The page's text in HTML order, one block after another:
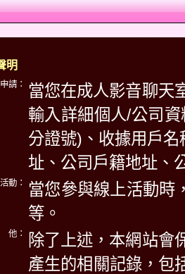
明
請：
當您在成人影音聊天
輸入詳細個人/公司
分證號)、收據用戶
址、公司戶籍地址、
動：
當您參與線上活動時
等。
：
除了上述，本網站會
產生的相關記錄，包